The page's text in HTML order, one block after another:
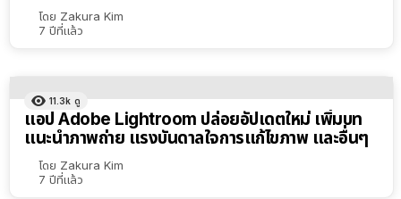
โดย Zakura Kim
7 ปีที่แล้ว
11.3k ดู
แอป Adobe Lightroom ปล่อยอัปเดตใหม่ เพิ่มบท
แนะนำภาพถ่าย แรงบันดาลใจการแก้ไขภาพ และอื่นๆ
โดย Zakura Kim
7 ปีที่แล้ว